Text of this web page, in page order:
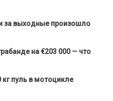
за выходные произошло
на €203 000 — что
пуль в мотоцикле